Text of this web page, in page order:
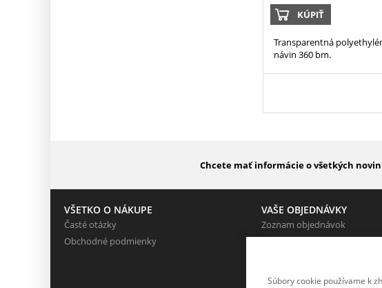
KÚPIŤ
Transparentná
návin 360 bm.
Chcete mať informácie o všetkých
VŠETKO O NÁKUPE
Časté otázky
Obchodné podmienky
VAŠE OBJEDNÁVKY
Zoznam objednávok
Partneri
Súbory cookie používame k